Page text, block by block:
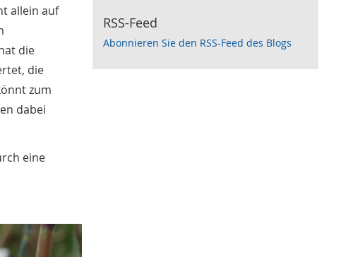
allein auf
die
die
zum
dabei
eine
RSS-Feed
Abonnieren Sie den RSS-Feed des Blogs